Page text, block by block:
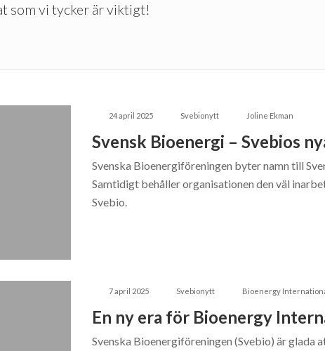
som vi tycker är viktigt!
24 april 2025 Svebionytt Joline Ekman
Svensk Bioenergi – Svebios
Svenska Bioenergiföreningen byter namn till
Samtidigt behåller organisationen den väl
Svebio.
7 april 2025 Svebionytt Bioenergy
En ny era för Bioenergy
Svenska Bioenergiföreningen (Svebio) är glada